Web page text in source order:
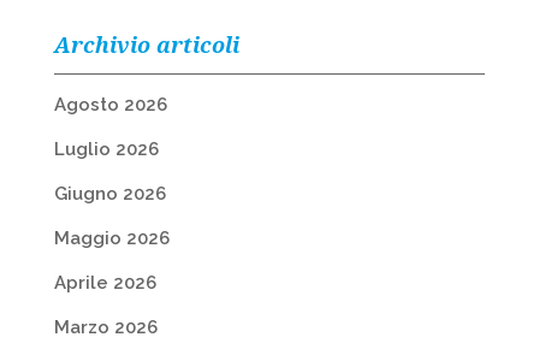
Archivio articoli
Agosto 2026
Luglio 2026
Giugno 2026
Maggio 2026
Aprile 2026
Marzo 2026